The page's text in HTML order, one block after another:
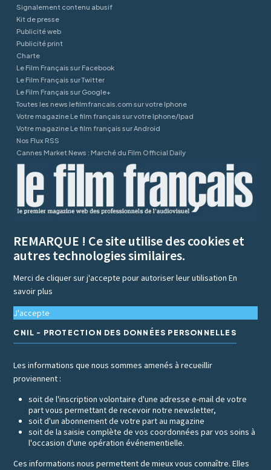
Signalement contenu abusif
Kit de presse
Publicité web
Publicité print
Charte
Le Film Français sur Facebook
Le Film Français sur Twitter
Le Film Français sur Google+
Toutes les news lefilmfrancais.com sur votre Iphone
Votre magazine Le film français sur votre Iphone/Ipad
Votre magazine Le film français sur Android
Nos Flux RSS
Cannes Market News : Marché du Film Official Daily
REMARQUE ! Ce site utilise des cookies et
autres technologies similaires.
Merci de cliquer sur j'accepte pour autoriser leur utilisationEn
savoir plus
J'accepte
CNIL - PROTECTION DES DONNÉES PERSONNELLES
Les informations que nous sommes amenés à recueillir
proviennent :
soit de l'inscription volontaire d'une adresse e-mail de votre
part vous permettant de recevoir notre newsletter,
soit d'un abonnement de votre part au magazine
soit de la saisie complète de vos coordonnées par vos soins à
l'occasion d'une opération événementielle.
Ces informations nous permettent de mieux vous connaître. Elles